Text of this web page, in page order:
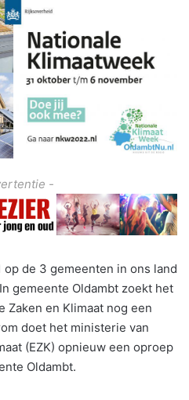
-
op de 3 gemeenten in ons land
gemeente Oldambt zoekt het
Zaken en Klimaat nog een
doet het ministerie van
(EZK) opnieuw een oproep
Oldambt.